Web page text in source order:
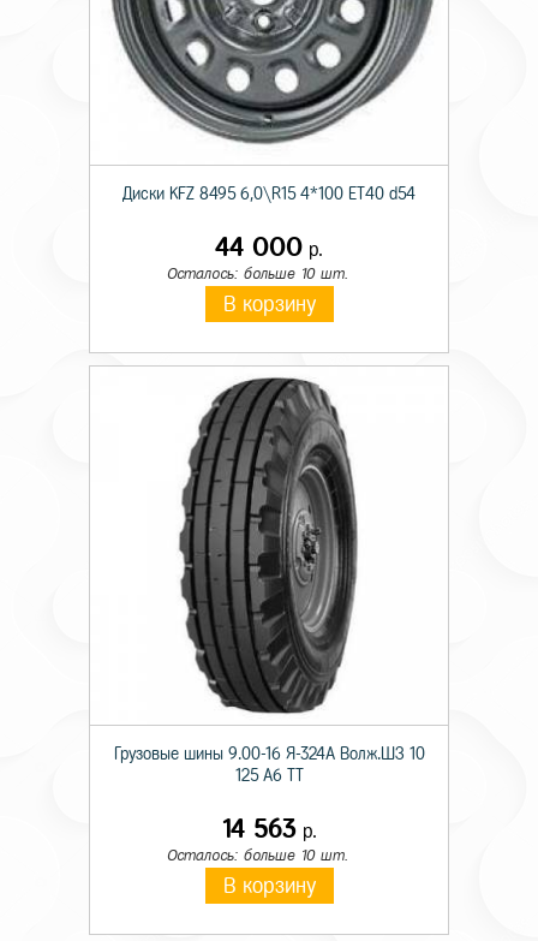
Диски KFZ 8495 6,0\R15 4*100 ET40 d54
44 000 р.
Осталось: больше 10 шт.
В корзину
Грузовые шины 9.00-16 Я-324А Волж.ШЗ 10
125 A6 TT
14 563р.
Осталось: больше 10 шт.
В корзину